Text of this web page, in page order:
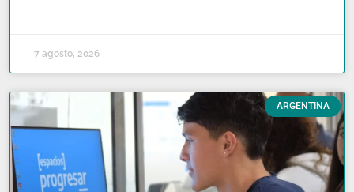
7 agosto, 2026
ARGENTINA